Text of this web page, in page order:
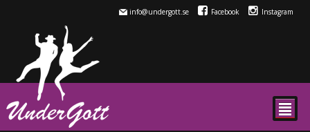
info@undergott.se Facebook Instagram
²